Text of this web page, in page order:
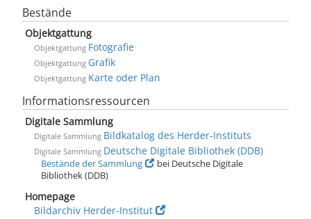
Bestände
Objektgattung
Objektgattung Fotografie
Objektgattung Grafik
Objektgattung Karte oder Plan
Informationsressourcen
Digitale Sammlung
Digitale Sammlung Bildkatalog des Herder-Instituts
Digitale Sammlung Deutsche Digitale Bibliothek (DDB)
Bestände der Sammlung
bei Deutsche Digitale
Bibliothek (DDB)
Homepage
Bildarchiv Herder-Institut